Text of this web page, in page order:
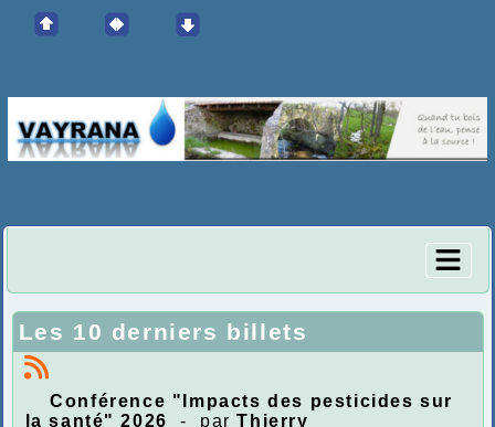
Les 10 derniers billets
Conférence "Impacts des pesticides sur
la santé" 2026
- parThierry